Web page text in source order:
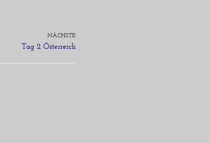
NÄCHSTE
Tag 2 Österreich